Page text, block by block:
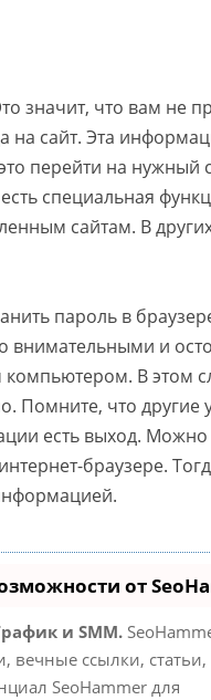
значит, что вам не
на сайт. Эта
перейти на нужный
специальная
сайтам. В
пароль в
внимательными и
В этом
Помните, что другие
есть выход. Можно
браузере.
от
и SMM.
вечные ссылки, статьи,
SeoHammer для